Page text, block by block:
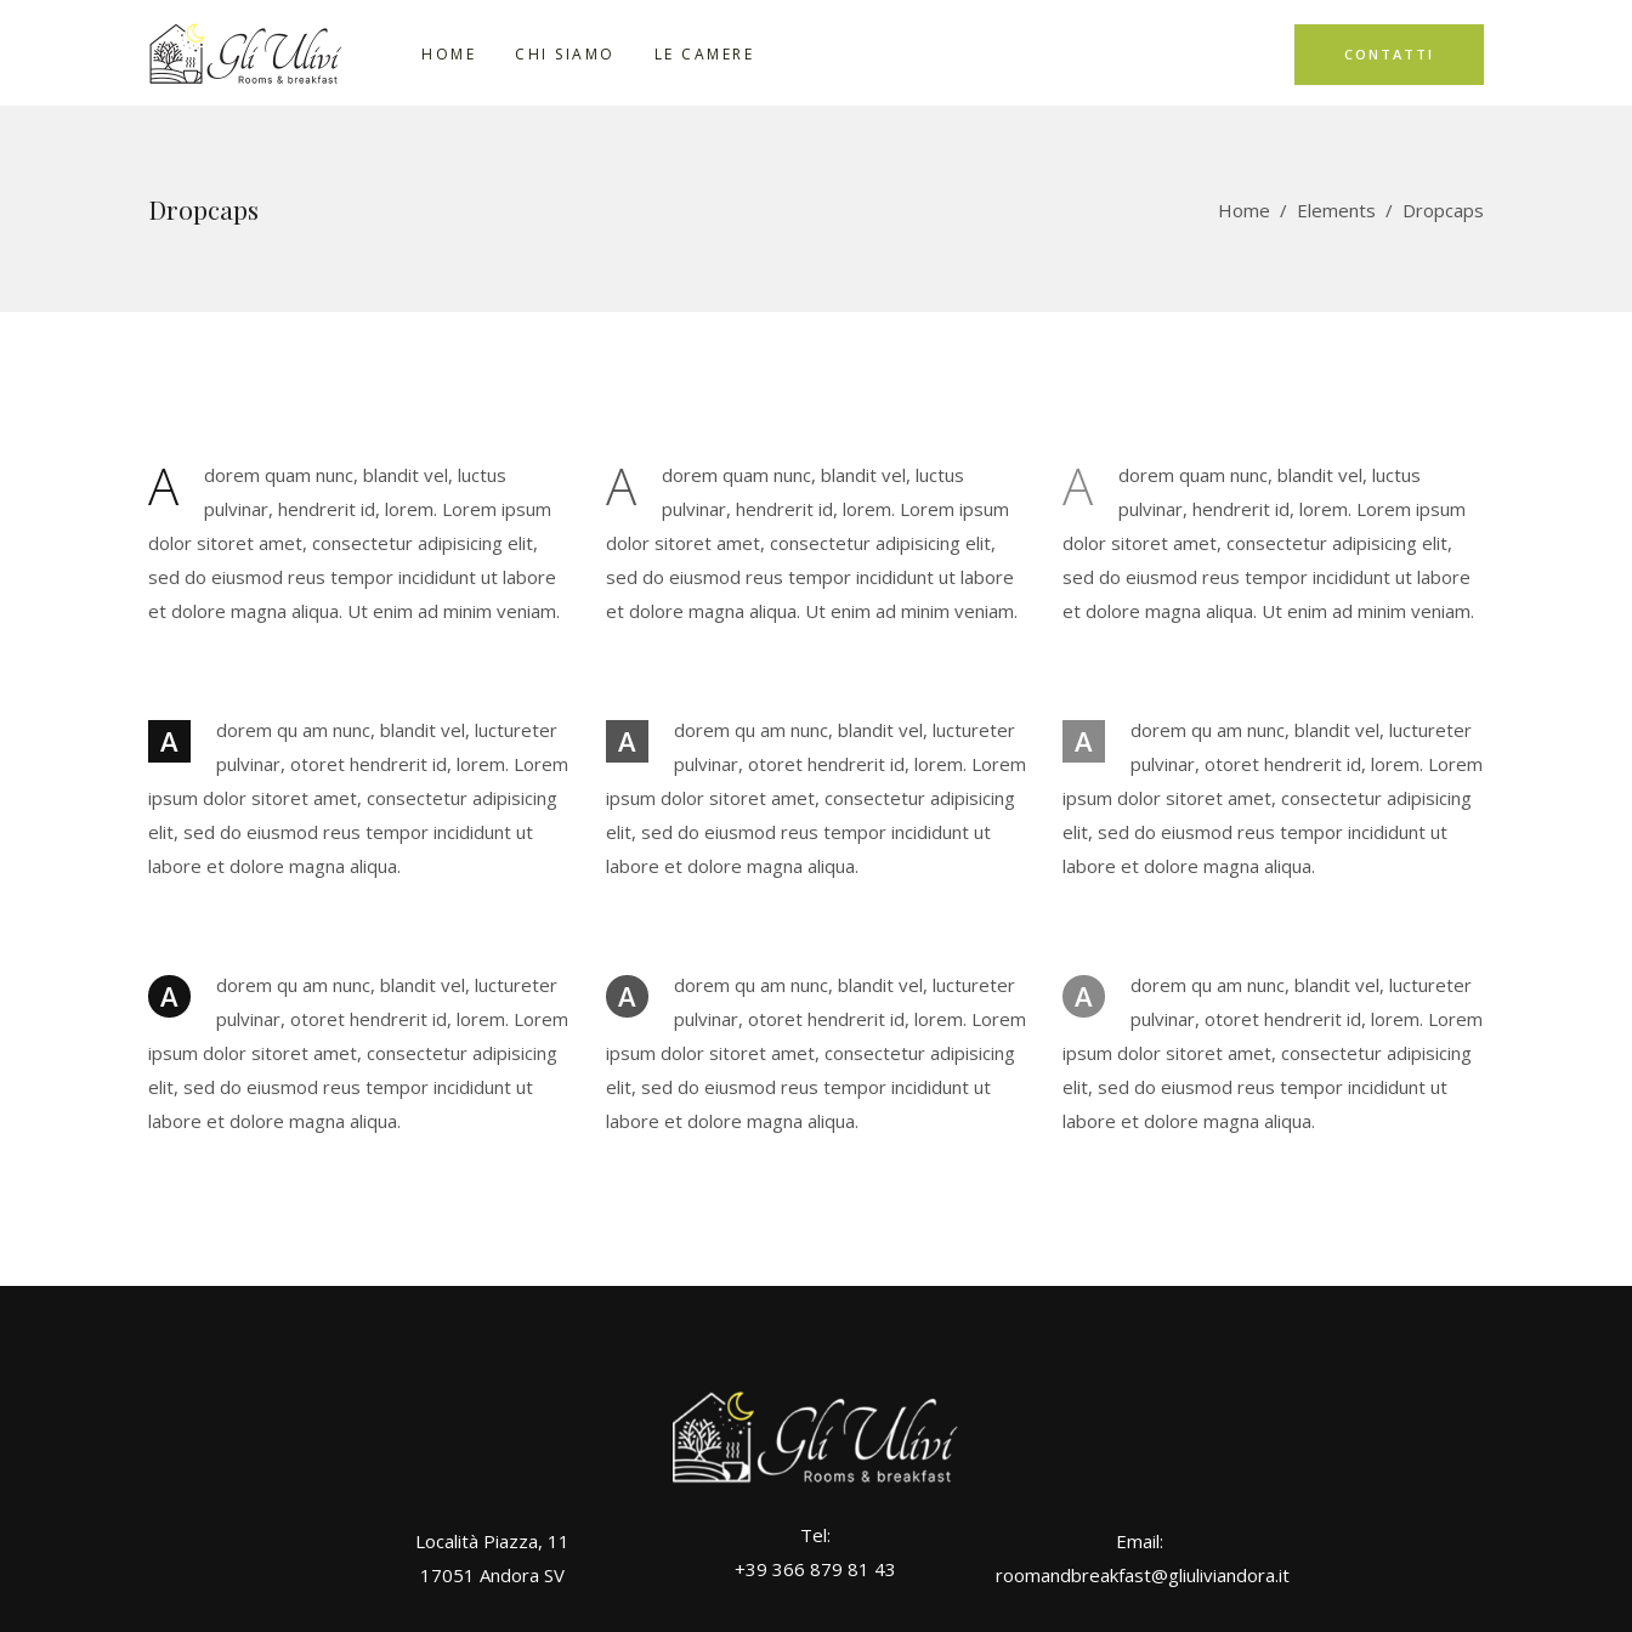
HOME CHI SIAMO LE CAMERE CONTATTI
Dropcaps Home / Elements / Dropcaps
A
dorem quam nunc, blandit vel, luctus
pulvinar, hendrerit id, lorem. Lorem ipsum
dolor sitoret amet, consectetur adipisicing elit,
sed do eiusmod reus tempor incididunt ut labore
et dolore magna aliqua. Ut enim ad minim veniam.
A
dorem quam nunc, blandit vel, luctus
pulvinar, hendrerit id, lorem. Lorem ipsum
dolor sitoret amet, consectetur adipisicing elit,
sed do eiusmod reus tempor incididunt ut labore
et dolore magna aliqua. Ut enim ad minim veniam.
A
dorem quam nunc, blandit vel, luctus
pulvinar, hendrerit id, lorem. Lorem ipsum
dolor sitoret amet, consectetur adipisicing elit,
sed do eiusmod reus tempor incididunt ut labore
et dolore magna aliqua. Ut enim ad minim veniam.
A
dorem qu am nunc, blandit vel, luctureter
pulvinar, otoret hendrerit id, lorem. Lorem
ipsum dolor sitoret amet, consectetur adipisicing
elit, sed do eiusmod reus tempor incididunt ut
labore et dolore magna aliqua.
A
dorem qu am nunc, blandit vel, luctureter
pulvinar, otoret hendrerit id, lorem. Lorem
ipsum dolor sitoret amet, consectetur adipisicing
elit, sed do eiusmod reus tempor incididunt ut
labore et dolore magna aliqua.
A
dorem qu am nunc, blandit vel, luctureter
pulvinar, otoret hendrerit id, lorem. Lorem
ipsum dolor sitoret amet, consectetur adipisicing
elit, sed do eiusmod reus tempor incididunt ut
labore et dolore magna aliqua.
A
dorem qu am nunc, blandit vel, luctureter
pulvinar, otoret hendrerit id, lorem. Lorem
ipsum dolor sitoret amet, consectetur adipisicing
elit, sed do eiusmod reus tempor incididunt ut
labore et dolore magna aliqua.
A
dorem qu am nunc, blandit vel, luctureter
pulvinar, otoret hendrerit id, lorem. Lorem
ipsum dolor sitoret amet, consectetur adipisicing
elit, sed do eiusmod reus tempor incididunt ut
labore et dolore magna aliqua.
A
dorem qu am nunc, blandit vel, luctureter
pulvinar, otoret hendrerit id, lorem. Lorem
ipsum dolor sitoret amet, consectetur adipisicing
elit, sed do eiusmod reus tempor incididunt ut
labore et dolore magna aliqua.
Località Piazza, 11
17051 Andora SV
Tel:
+39 366 879 81 43
Email:
roomandbreakfast@gliuliviandora.it